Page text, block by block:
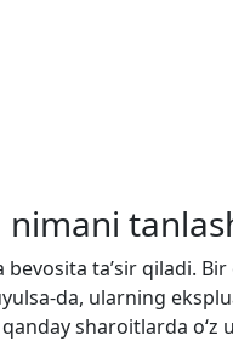
ta’sir qiladi.
da, ularning
sharoitlarda